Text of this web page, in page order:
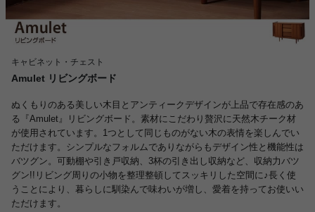
キャビネット・チェスト
Amulet リビングボード
ぬくもりのある美しい木目とアンティークデザインが上品で存在感のあ
る『Amulet』リビングボード。素材にこだわり贅沢に天然木チーク材
が使用されています。1つとして同じものがない木の表情を楽しんでい
ただけます。シンプルなフォルムでありながらもデザイン性と機能性は
バツグン。可動棚や引き戸収納、3杯の引き出し収納など、収納力バツ
グン!!リビング周りの小物を整理整頓してスッキリした空間に♪長く使
うことにより、暮らしに馴染んで味わいが増し、愛着を持ってお使いい
ただけます。